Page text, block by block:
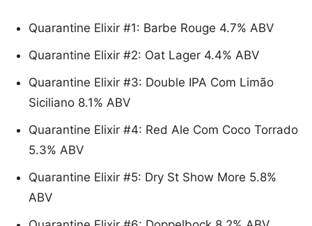
Quarantine Elixir #1: Barbe Rouge 4.7% ABV
Quarantine Elixir #2: Oat Lager 4.4% ABV
Quarantine Elixir #3: Double IPA Com Limão
Siciliano 8.1% ABV
Quarantine Elixir #4: Red Ale Com Coco Torrado
5.3% ABV
Quarantine Elixir #5: Dry St Show More 5.8%
ABV